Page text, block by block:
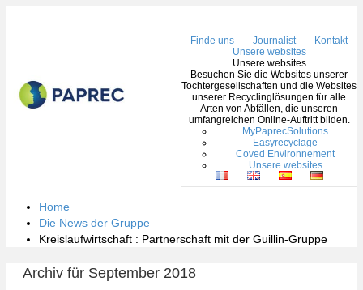
Finde uns Journalist
Kontakt
Unsere websites
Unsere websites
Besuchen Sie die Websites unserer
Tochtergesellschaften und die Websites
unserer Recyclinglösungen für alle
Arten von Abfällen, die unseren
umfangreichen Online-Auftritt bilden.
MyPaprecSolutions
Easyrecyclage
Coved Environnement
Unsere websites
Home
Die News der Gruppe
Kreislaufwirtschaft : Partnerschaft mit der Guillin-Gruppe
Archiv für September 2018